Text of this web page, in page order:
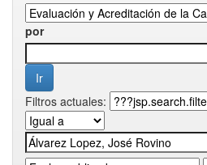
por
Filtros actuales: